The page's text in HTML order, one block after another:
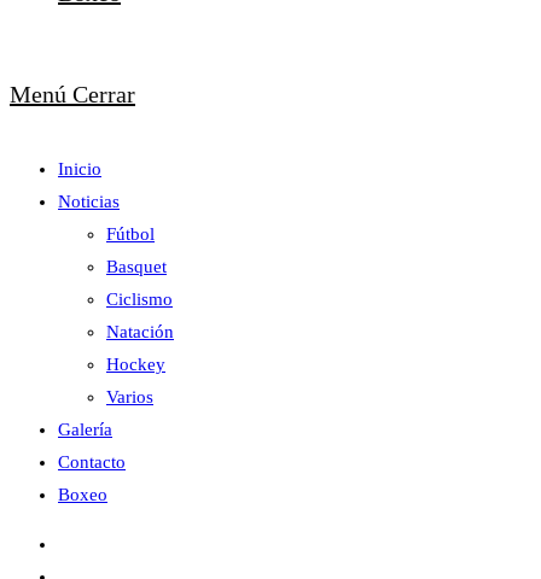
Menú Cerrar
Inicio
Noticias
Fútbol
Basquet
Ciclismo
Natación
Hockey
Varios
Galería
Contacto
Boxeo